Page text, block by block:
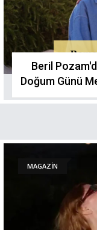
Beril
Doğum Günü
MAGAZİN